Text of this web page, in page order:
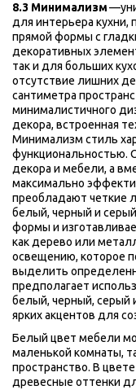
8.3 Минимализм
для интерьера
прямой формы с
декоративных
так и для больших
отсутствие лишних
сантиметра
минималистичного
декора, встроенная
Минимализм стиль
функциональностью.
декора и мебели, а
максимально
преобладают четкие
белый, черный и
формы и
как дерево или
освещению, которое
выделить
предполагает
белый, черный, серый
ярких акцентов для
Белый цвет мебели
маленькой комнаты,
пространство. В
древесные оттенки